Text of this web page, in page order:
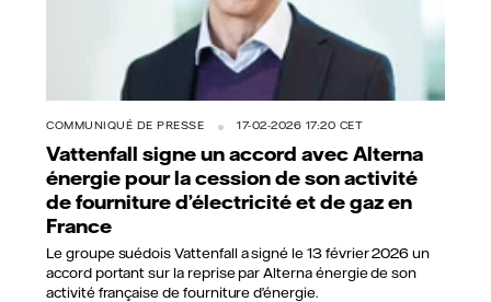
COMMUNIQUÉ DE PRESSE 17-02-2026 17:20 CET
Vattenfall signe un accord avec Alterna
énergie pour la cession de son activité
de fourniture d’électricité et de gaz en
France
Le groupe suédois Vattenfall a signé le 13 février 2026 un
accord portant sur la reprise par Alterna énergie de son
activité française de fourniture d’énergie.